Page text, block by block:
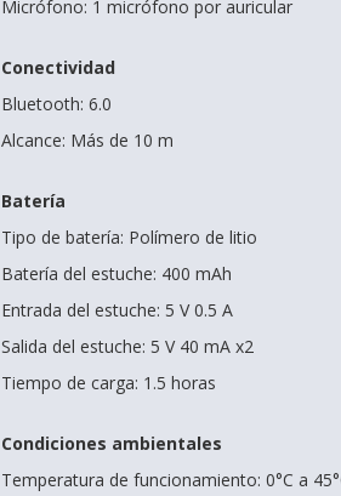
Micrófono: 1 micrófono por auricular
Conectividad
Bluetooth: 6.0
Alcance: Más de 10 m
Batería
Tipo de batería: Polímero de litio
Batería del estuche: 400 mAh
Entrada del estuche: 5 V 0.5 A
Salida del estuche: 5 V 40 mA x2
Tiempo de carga: 1.5 horas
Condiciones ambientales
Temperatura de funcionamiento: 0°C a